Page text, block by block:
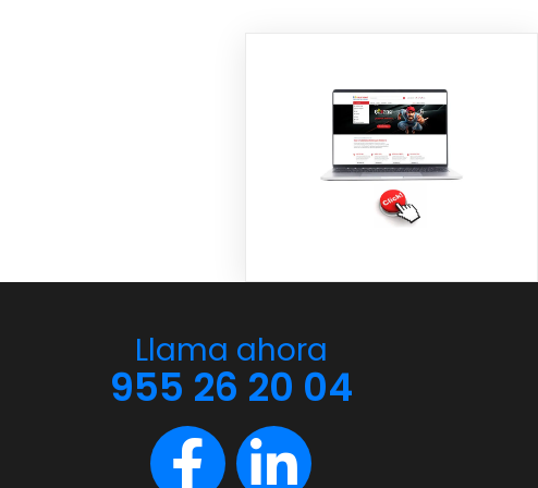
Llama ahora
955 26 20 04